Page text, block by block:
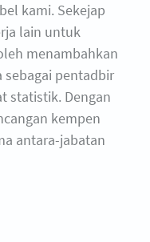
kami. Sekejap
lain untuk
menambahkan
sebagai pentadbir
statistik. Dengan
kempen
antara-jabatan